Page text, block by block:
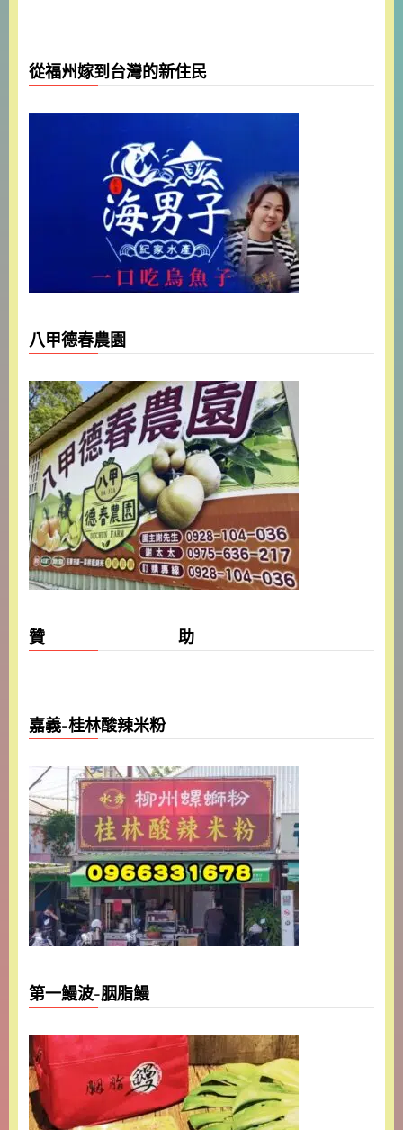
從福州嫁到台灣的新住民
八甲德春農園
贊 助
嘉義-桂林酸辣米粉
第一鰻波-胭脂鰻